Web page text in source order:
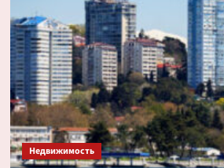
Недвижимость